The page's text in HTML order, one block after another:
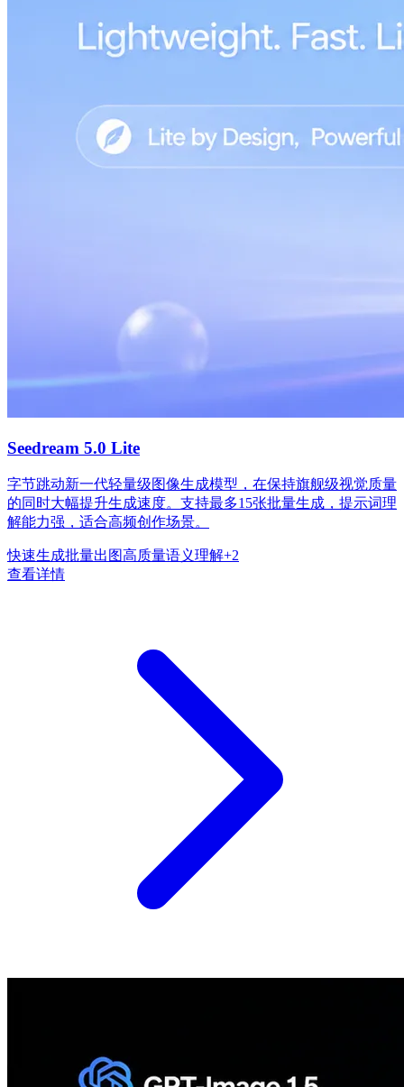
Seedream 5.0 Lite
字节跳动新一代轻量级图像生成模型，在保持旗舰级视觉质量
的同时大幅提升生成速度。支持最多15张批量生成，提示词理
解能力强，适合高频创作场景。
快速生成批量出图高质量语义理解+2
查看详情